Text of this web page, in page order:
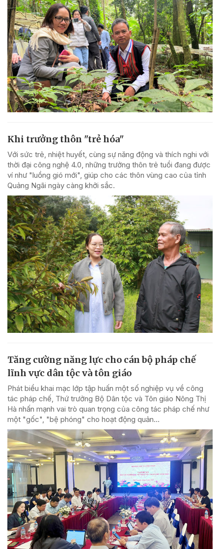
Khi trưởng thôn "trẻ hóa"
Với sức trẻ, nhiệt huyết, cùng sự năng động và thích nghi với
thời đại công nghệ 4.0, những trưởng thôn trẻ tuổi đang được
ví như "luồng gió mới", giúp cho các thôn vùng cao của tỉnh
Quảng Ngãi ngày càng khởi sắc.
Tăng cường năng lực cho cán bộ pháp chế
lĩnh vực dân tộc và tôn giáo
Phát biểu khai mạc lớp tập huấn một số nghiệp vụ về công
tác pháp chế, Thứ trưởng Bộ Dân tộc và Tôn giáo Nông Thị
Hà nhấn mạnh vai trò quan trọng của công tác pháp chế như
một "gốc", "bệ phóng" cho hoạt động quản...